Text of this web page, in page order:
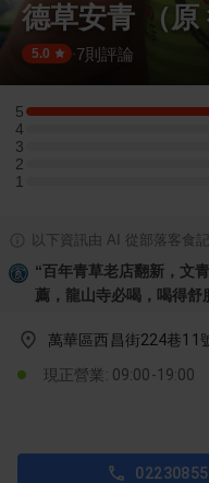
德草安青 （
5.0 ·7則評論
5
5 星：1 則評論
4
4 星：0 則評論
3
3 星：0 則評論
2
2 星：0 則評論
1
1 星：0 則評論
以下資訊由 AI 從部落客食
“百年青草老店翻新，文
薦，龍山寺必喝，喝得舒
萬華區西昌街224巷11
現正營業: 09:00-19:00